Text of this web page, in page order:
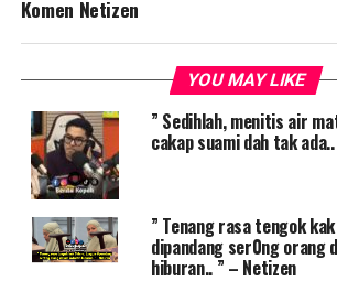
Komen Netizen
YOU MAY LIKE
” Sedihlah, menitis air
cakap suami dah tak
” Tenang rasa tengok
dipandang ser0ng orang
hiburan.. ” – Netizen